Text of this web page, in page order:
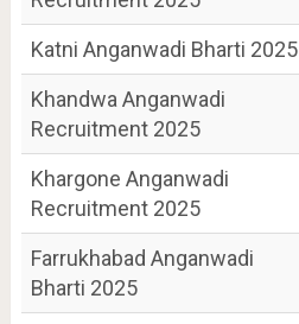
Katni Anganwadi Bharti 2025
Khandwa Anganwadi
Recruitment 2025
Khargone Anganwadi
Recruitment 2025
Farrukhabad Anganwadi
Bharti 2025